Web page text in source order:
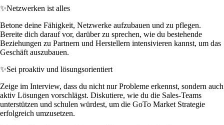
✨Netzwerken ist alles
Betone deine Fähigkeit, Netzwerke aufzubauen und zu pflegen.
Bereite dich darauf vor, darüber zu sprechen, wie du bestehende
Beziehungen zu Partnern und Herstellern intensivieren kannst, um das
Geschäft auszubauen.
✨Sei proaktiv und lösungsorientiert
Zeige im Interview, dass du nicht nur Probleme erkennst, sondern auch
aktiv Lösungen vorschlägst. Diskutiere, wie du die Sales-Teams
unterstützen und schulen würdest, um die GoTo Market Strategie
erfolgreich umzusetzen.